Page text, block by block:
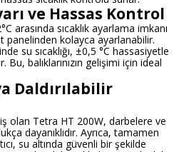
ve Hassas Kontrol
arasında sıcaklık ayarlama imkanı
panelinden kolayca ayarlanabilir.
su sıcaklığı, ±0,5 °C hassasiyetle
balıklarınızın gelişimi için ideal
Daldırılabilir
olan Tetra HT 200W, darbelere ve
dayanıklıdır. Ayrıca, tamamen
su altında güvenli bir şekilde